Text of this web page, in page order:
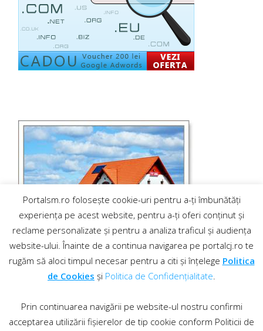
Portalsm.ro folosește cookie-uri pentru a-ți îmbunătăți
experiența pe acest website, pentru a-ți oferi conținut și
reclame personalizate și pentru a analiza traficul și audiența
website-ului. Înainte de a continua navigarea pe portalcj.ro te
rugăm să aloci timpul necesar pentru a citi și înțelege Politica
de Cookies și Politica de Confidențialitate.
Prin continuarea navigării pe website-ul nostru confirmi
acceptarea utilizării fișierelor de tip cookie conform Politicii de